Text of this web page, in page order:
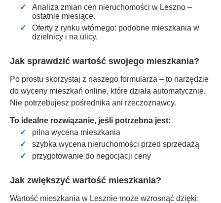
Analiza zmian cen nieruchomości w Leszno –
ostatnie miesiące.
Oferty z rynku wtórnego: podobne mieszkania w
dzielnicy i na ulicy.
Jak sprawdzić wartość swojego mieszkania?
Po prostu skorzystaj z naszego formularza – to narzędzie
do wyceny mieszkań online, które działa automatycznie.
Nie potrzebujesz pośrednika ani rzeczoznawcy.
To idealne rozwiązanie, jeśli potrzebna jest:
pilna wycena mieszkania
szybka wycena nieruchomości przed sprzedażą
przygotowanie do negocjacji ceny
Jak zwiększyć wartość mieszkania?
Wartość mieszkania w Lesznie może wzrosnąć dzięki: